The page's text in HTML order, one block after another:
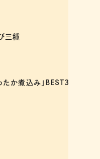
三種
たか煮込み」BEST3